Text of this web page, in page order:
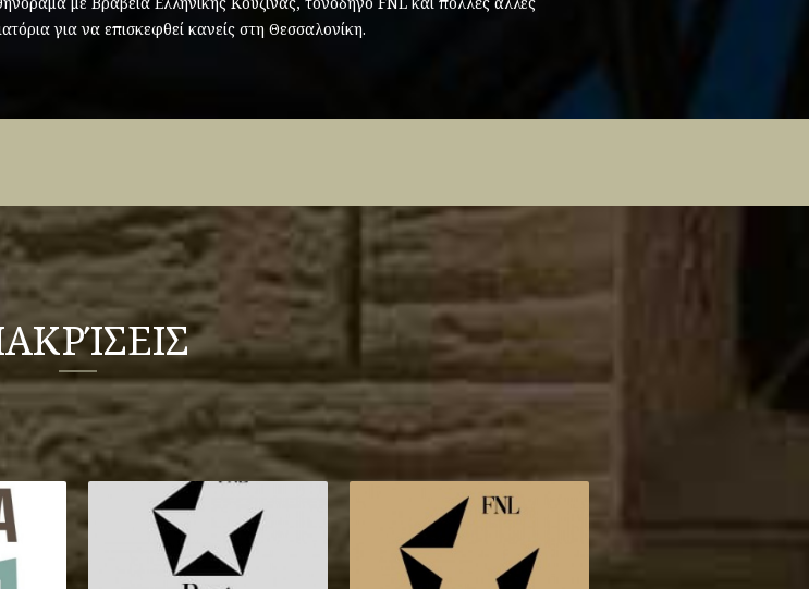
για να επισκεφθεί κανείς στη Θεσσαλονίκη.